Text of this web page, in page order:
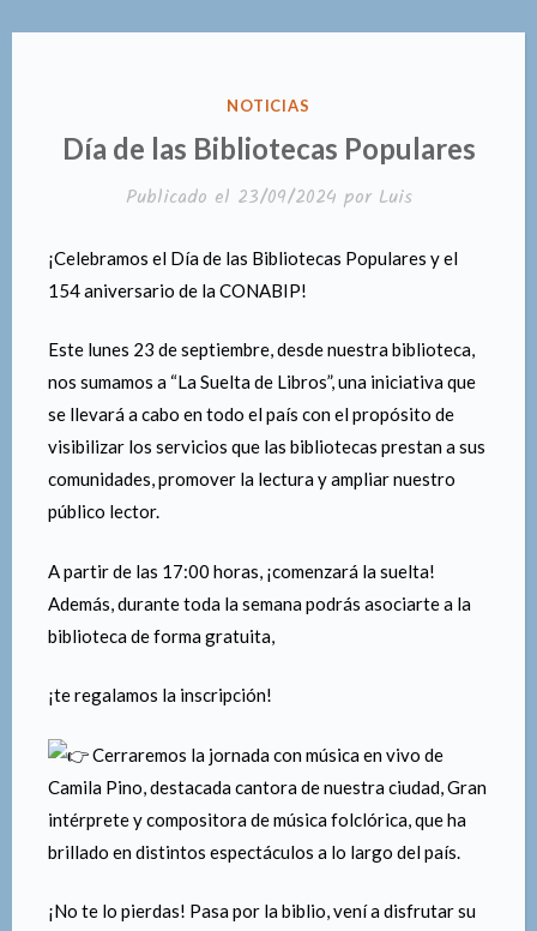
PUBLICADO
EN
NOTICIAS
Día de las Bibliotecas Populares
Publicado el 23/09/2024 por Luis
¡Celebramos el Día de las Bibliotecas Populares y el
154 aniversario de la CONABIP!
Este lunes 23 de septiembre, desde nuestra biblioteca,
nos sumamos a “La Suelta de Libros”, una iniciativa que
se llevará a cabo en todo el país con el propósito de
visibilizar los servicios que las bibliotecas prestan a sus
comunidades, promover la lectura y ampliar nuestro
público lector.
A partir de las 17:00 horas, ¡comenzará la suelta!
Además, durante toda la semana podrás asociarte a la
biblioteca de forma gratuita,
¡te regalamos la inscripción!
Cerraremos la jornada con música en vivo de
Camila Pino, destacada cantora de nuestra ciudad, Gran
intérprete y compositora de música folclórica, que ha
brillado en distintos espectáculos a lo largo del país.
¡No te lo pierdas! Pasa por la biblio, vení a disfrutar su